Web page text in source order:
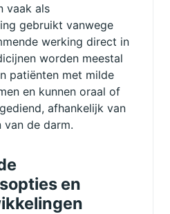
vaak als
gebruikt vanwege
werking direct in
worden meestal
patiënten met milde
en kunnen oraal of
afhankelijk van
de darm.
en